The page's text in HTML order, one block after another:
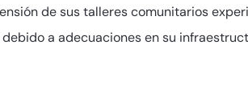
de sus talleres comunitarios
debido a adecuaciones en su